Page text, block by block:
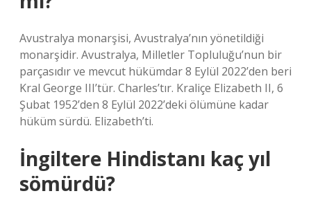
Avustralya monarşisi, Avustralya’nın yönetildiği
monarşidir. Avustralya, Milletler Topluluğu’nun bir
parçasıdır ve mevcut hükümdar 8 Eylül 2022’den beri
Kral George III’tür. Charles’tır. Kraliçe Elizabeth II, 6
Şubat 1952’den 8 Eylül 2022’deki ölümüne kadar
hüküm sürdü. Elizabeth’ti.
İngiltere Hindistanı kaç yıl
sömürdü?